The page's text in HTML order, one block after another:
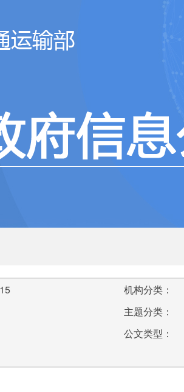
机构分类：
主题分类：
公文类型：